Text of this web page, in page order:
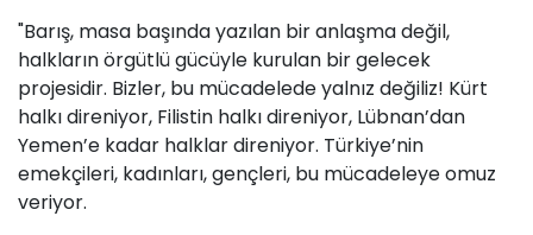
"Barış, masa başında yazılan bir anlaşma değil,
halkların örgütlü gücüyle kurulan bir gelecek
projesidir. Bizler, bu mücadelede yalnız değiliz! Kürt
halkı direniyor, Filistin halkı direniyor, Lübnan’dan
Yemen’e kadar halklar direniyor. Türkiye’nin
emekçileri, kadınları, gençleri, bu mücadeleye omuz
veriyor.